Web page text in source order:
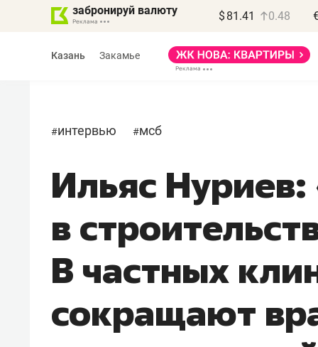
забронируй валюту $ 81.41 0.48
Казань Закамье
#интервью #мсб
Ильяс Нуриев:
в
В частных
сокращают
Василь Мазитов
МАРТ
«Не зная местных
потерять минимум
Как бизнесу выйти на зарубежные
рынки, почему надо знать